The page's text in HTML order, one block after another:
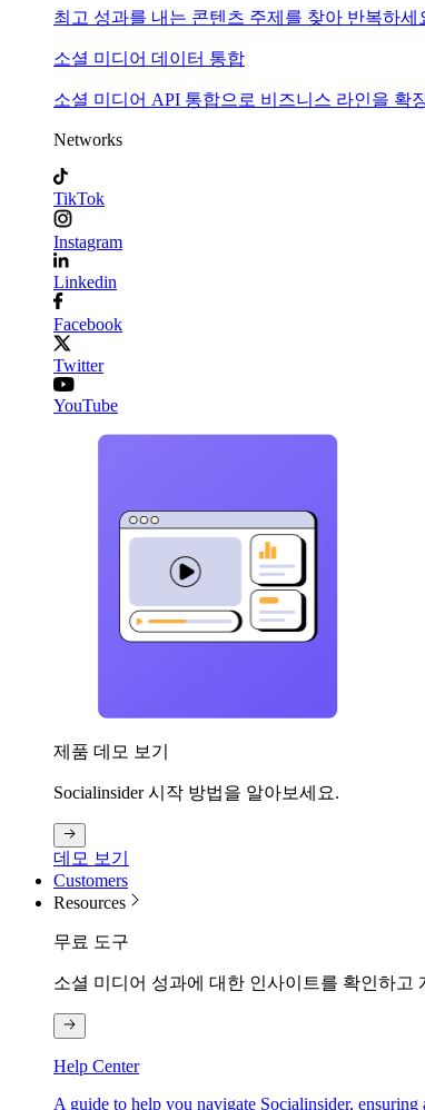
최고 성과를 내는 콘텐츠 주제를 찾아 반복하세
소셜 미디어 데이터 통합
소셜 미디어 API 통합으로 비즈니스 라인을 확
Networks
TikTok
Instagram
Linkedin
Facebook
Twitter
YouTube
제품 데모 보기
Socialinsider 시작 방법을 알아보세요.
데모 보기
Customers
Resources
무료 도구
소셜 미디어 성과에 대한 인사이트를 확인하고
Help Center
A guide to help you navigate Socialinsider,